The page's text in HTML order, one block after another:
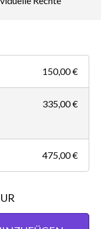
150,00 €
335,00 €
475,00 €